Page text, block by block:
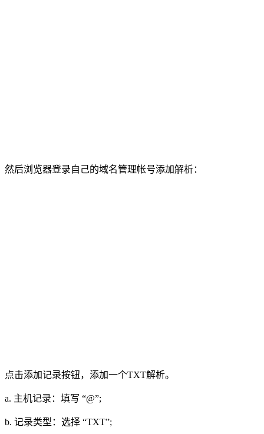
然后浏览器登录自己的域名管理帐号添加解析：
点击添加记录按钮，添加一个TXT解析。
a. 主机记录：填写 “@”;
b. 记录类型：选择 “TXT”;